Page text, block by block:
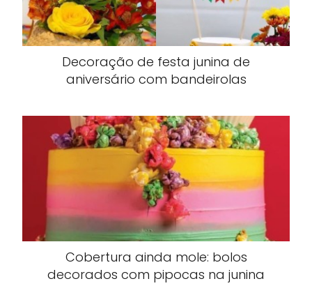
Decoração de festa junina de
aniversário com bandeirolas
Cobertura ainda mole: bolos
decorados com pipocas na junina